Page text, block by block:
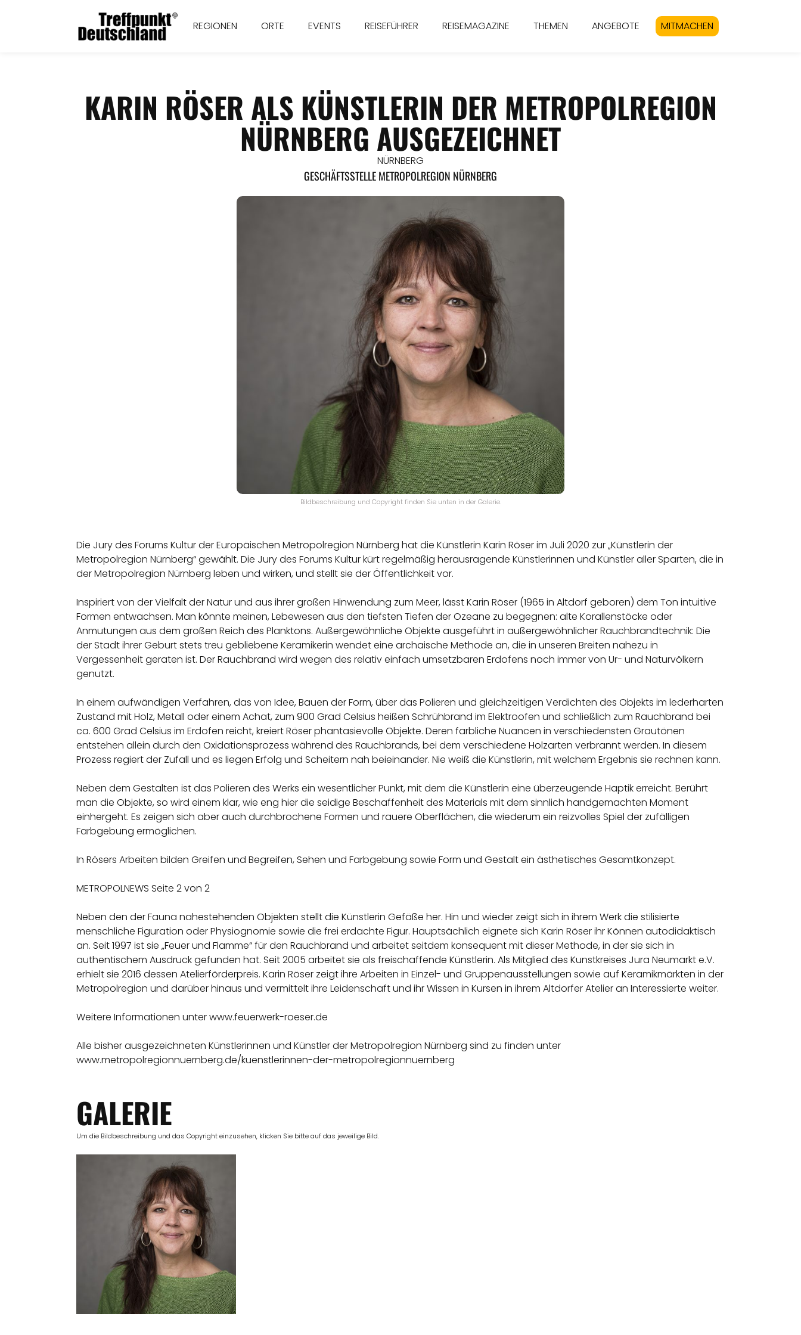
REGIONEN ORTE EVENTS REISEFÜHRER REISEMAGAZINE THEMEN ANGEBOTE MITMACHEN
KARIN RÖSER ALS KÜNSTLERIN DER METROPOLREGION
NÜRNBERG AUSGEZEICHNET
NÜRNBERG
GESCHÄFTSSTELLE METROPOLREGION NÜRNBERG
Bildbeschreibung und Copyright finden Sie unten in der Galerie.
Die Jury des Forums Kultur der Europäischen Metropolregion Nürnberg hat die Künstlerin Karin Röser im Juli 2020 zur „Künstlerin der
Metropolregion Nürnberg“ gewählt. Die Jury des Forums Kultur kürt regelmäßig herausragende Künstlerinnen und Künstler aller Sparten, die in
der Metropolregion Nürnberg leben und wirken, und stellt sie der Öffentlichkeit vor.
Inspiriert von der Vielfalt der Natur und aus ihrer großen Hinwendung zum Meer, lässt Karin Röser (1965 in Altdorf geboren) dem Ton intuitive
Formen entwachsen. Man könnte meinen, Lebewesen aus den tiefsten Tiefen der Ozeane zu begegnen: alte Korallenstöcke oder
Anmutungen aus dem großen Reich des Planktons. Außergewöhnliche Objekte ausgeführt in außergewöhnlicher Rauchbrandtechnik: Die
der Stadt ihrer Geburt stets treu gebliebene Keramikerin wendet eine archaische Methode an, die in unseren Breiten nahezu in
Vergessenheit geraten ist. Der Rauchbrand wird wegen des relativ einfach umsetzbaren Erdofens noch immer von Ur- und Naturvölkern
genutzt.
In einem aufwändigen Verfahren, das von Idee, Bauen der Form, über das Polieren und gleichzeitigen Verdichten des Objekts im lederharten
Zustand mit Holz, Metall oder einem Achat, zum 900 Grad Celsius heißen Schrühbrand im Elektroofen und schließlich zum Rauchbrand bei
ca. 600 Grad Celsius im Erdofen reicht, kreiert Röser phantasievolle Objekte. Deren farbliche Nuancen in verschiedensten Grautönen
entstehen allein durch den Oxidationsprozess während des Rauchbrands, bei dem verschiedene Holzarten verbrannt werden. In diesem
Prozess regiert der Zufall und es liegen Erfolg und Scheitern nah beieinander. Nie weiß die Künstlerin, mit welchem Ergebnis sie rechnen kann.
Neben dem Gestalten ist das Polieren des Werks ein wesentlicher Punkt, mit dem die Künstlerin eine überzeugende Haptik erreicht. Berührt
man die Objekte, so wird einem klar, wie eng hier die seidige Beschaffenheit des Materials mit dem sinnlich handgemachten Moment
einhergeht. Es zeigen sich aber auch durchbrochene Formen und rauere Oberflächen, die wiederum ein reizvolles Spiel der zufälligen
Farbgebung ermöglichen.
In Rösers Arbeiten bilden Greifen und Begreifen, Sehen und Farbgebung sowie Form und Gestalt ein ästhetisches Gesamtkonzept.
METROPOLNEWS Seite 2 von 2
Neben den der Fauna nahestehenden Objekten stellt die Künstlerin Gefäße her. Hin und wieder zeigt sich in ihrem Werk die stilisierte
menschliche Figuration oder Physiognomie sowie die frei erdachte Figur. Hauptsächlich eignete sich Karin Röser ihr Können autodidaktisch
an. Seit 1997 ist sie „Feuer und Flamme“ für den Rauchbrand und arbeitet seitdem konsequent mit dieser Methode, in der sie sich in
authentischem Ausdruck gefunden hat. Seit 2005 arbeitet sie als freischaffende Künstlerin. Als Mitglied des Kunstkreises Jura Neumarkt e.V.
erhielt sie 2016 dessen Atelierförderpreis. Karin Röser zeigt ihre Arbeiten in Einzel- und Gruppenausstellungen sowie auf Keramikmärkten in der
Metropolregion und darüber hinaus und vermittelt ihre Leidenschaft und ihr Wissen in Kursen in ihrem Altdorfer Atelier an Interessierte weiter.
Weitere Informationen unter www.feuerwerk-roeser.de
Alle bisher ausgezeichneten Künstlerinnen und Künstler der Metropolregion Nürnberg sind zu finden unter
www.metropolregionnuernberg.de/kuenstlerinnen-der-metropolregionnuernberg
GALERIE
Um die Bildbeschreibung und das Copyright einzusehen, klicken Sie bitte auf das jeweilige Bild.